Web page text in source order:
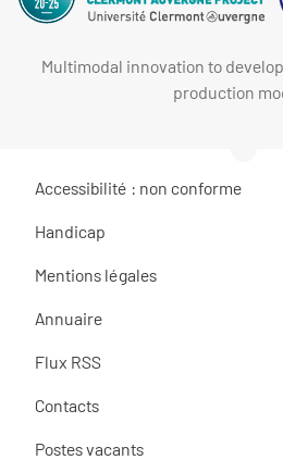
Multimodal innovation to
production
Accessibilité : non conforme
Handicap
Mentions légales
Annuaire
Flux RSS
Contacts
Postes vacants